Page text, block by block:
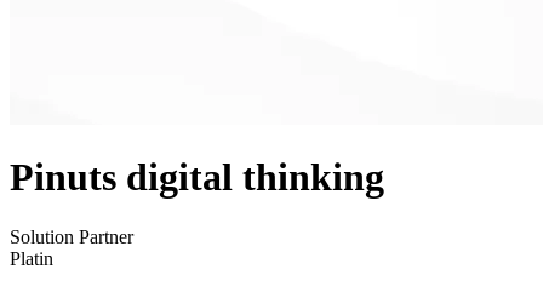
Pinuts digital thinking
Solution Partner
Platin